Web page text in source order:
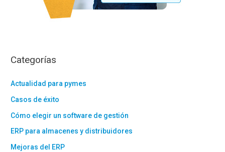
Categorías
Actualidad para pymes
Casos de éxito
Cómo elegir un software de gestión
ERP para almacenes y distribuidores
Mejoras del ERP